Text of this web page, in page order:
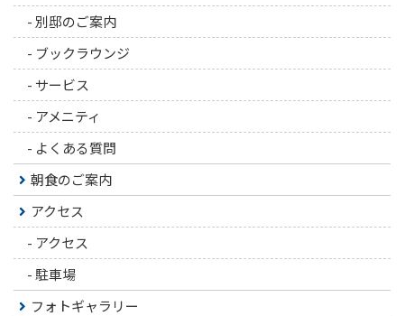
- 別邸のご案内
- ブックラウンジ
- サービス
- アメニティ
- よくある質問
朝食のご案内
アクセス
- アクセス
- 駐車場
フォトギャラリー